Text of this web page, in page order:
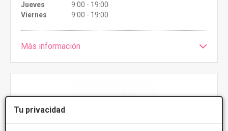
Tu privacidad
Jueves
9:00 - 19:00
Viernes
9:00 - 19:00
Más información